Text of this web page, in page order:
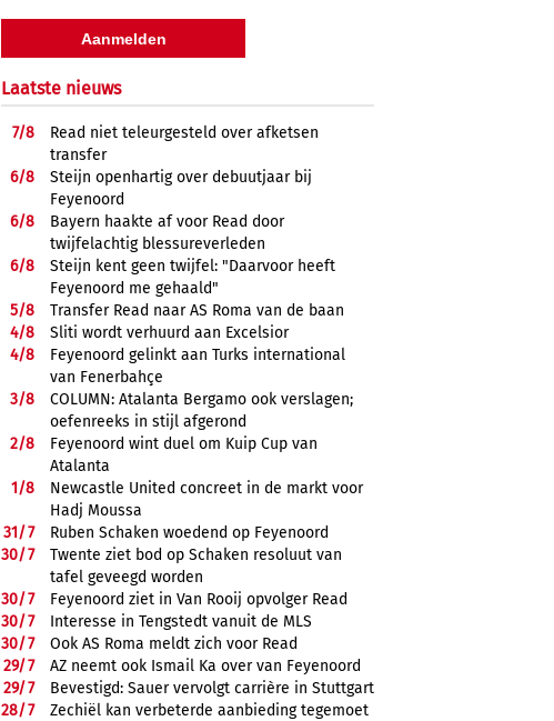
Laatste nieuws
7/8
Read niet teleurgesteld over afketsen
transfer
6/8
Steijn openhartig over debuutjaar bij
Feyenoord
6/8
Bayern haakte af voor Read door
twijfelachtig blessureverleden
6/8
Steijn kent geen twijfel: "Daarvoor heeft
Feyenoord me gehaald"
5/8
Transfer Read naar AS Roma van de baan
4/8
Sliti wordt verhuurd aan Excelsior
4/8
Feyenoord gelinkt aan Turks international
van Fenerbahçe
3/8
COLUMN: Atalanta Bergamo ook verslagen;
oefenreeks in stijl afgerond
2/8
Feyenoord wint duel om Kuip Cup van
Atalanta
1/8
Newcastle United concreet in de markt voor
Hadj Moussa
31/7
Ruben Schaken woedend op Feyenoord
30/7
Twente ziet bod op Schaken resoluut van
tafel geveegd worden
30/7
Feyenoord ziet in Van Rooij opvolger Read
30/7
Interesse in Tengstedt vanuit de MLS
30/7
Ook AS Roma meldt zich voor Read
29/7
AZ neemt ook Ismail Ka over van Feyenoord
29/7
Bevestigd: Sauer vervolgt carrière in Stuttgart
28/7
Zechiël kan verbeterde aanbieding tegemoet